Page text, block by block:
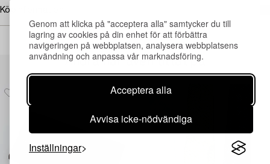
Genom att klicka på "acceptera alla" samtycker du till
lagring av cookies på din enhet för att förbättra
navigeringen på webbplatsen, analysera webbplatsens
användning och anpassa vår marknadsföring.
Acceptera alla
Avvisa icke-nödvändiga
Inställningar
Köpinformation
Andra har även tittat på